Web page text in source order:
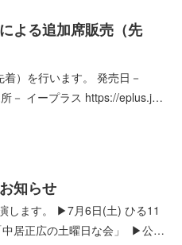
よる追加席販売（先
）を行います。 発売日－
－ イープラス https://eplus.j…
知らせ
します。 ▶7月6日(土) ひる11
居正広の土曜日な会」 ▶公…